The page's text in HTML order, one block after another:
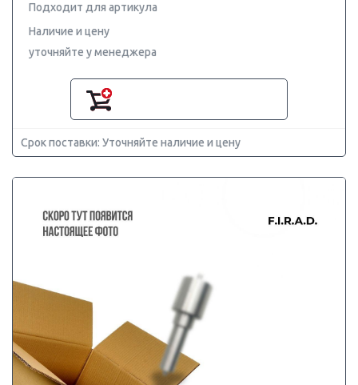
Подходит для артикула
Наличие и цену
уточняйте у менеджера
Срок поставки: Уточняйте наличие и цену